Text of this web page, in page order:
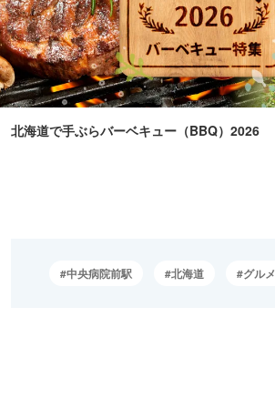
北海道で手ぶらバーベキュー（BBQ）2026
中央病院前駅 北海道 グルメ